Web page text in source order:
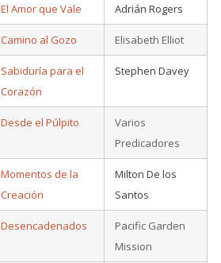
El Amor que Vale Adrián Rogers
Camino al Gozo Elisabeth Elliot
Sabiduría para el
Corazón
Stephen Davey
Desde el Púlpito
Varios
Predicadores
Momentos de la
Creación
Milton De los
Santos
Desencadenados
Pacific Garden
Mission